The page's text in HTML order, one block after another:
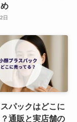
日
パックはどこに
通販と実店舗の